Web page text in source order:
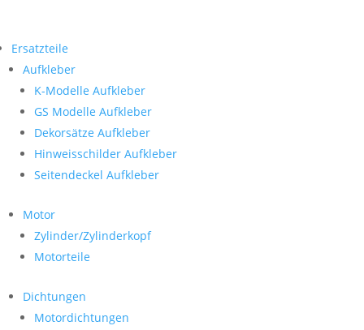
Ersatzteile
Aufkleber
K-Modelle Aufkleber
GS Modelle Aufkleber
Dekorsätze Aufkleber
Hinweisschilder Aufkleber
Seitendeckel Aufkleber
Motor
Zylinder/Zylinderkopf
Motorteile
Dichtungen
Motordichtungen